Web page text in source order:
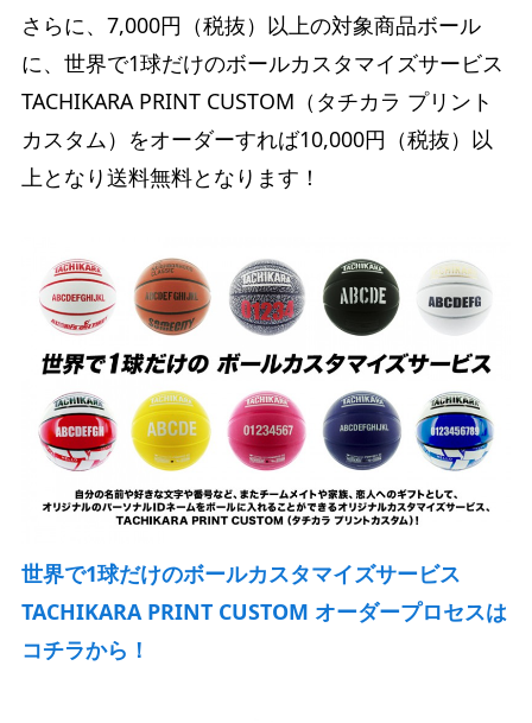
さらに、7,000円（税抜）以上の対象商品ボール
に、世界で1球だけのボールカスタマイズサービス
TACHIKARA PRINT CUSTOM（タチカラ プリント
カスタム）をオーダーすれば10,000円（税抜）以
上となり送料無料となります！
世界で1球だけのボールカスタマイズサービス
TACHIKARA PRINT CUSTOM オーダープロセスは
コチラから！